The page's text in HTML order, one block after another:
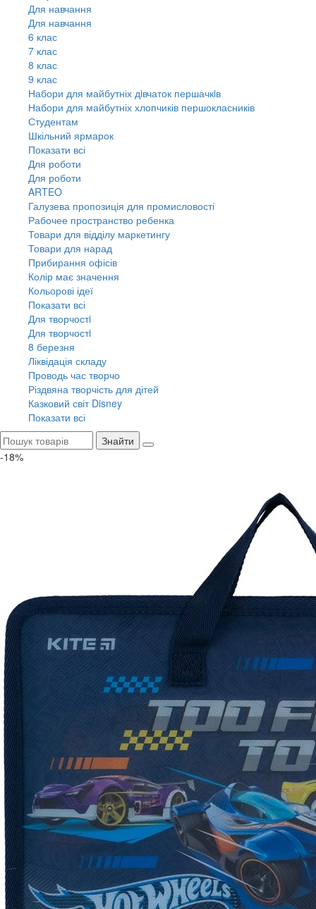
Для навчання
Для навчання
6 клас
7 клас
8 клас
9 клас
Набори для майбутніх дiвчаток першачкiв
Набори для майбутніх хлопчиків першокласників
Студентам
Шкільний ярмарок
Показати всі
Для роботи
Для роботи
ARTEO
Галузева пропозиція для промисловості
Рабочее пространство ребенка
Товари для відділу маркетингу
Товари для нарад
Прибирання офісів
Колір має значення
Кольорові ідеї
Показати всі
Для творчостi
Для творчостi
8 березня
Ліквідація складу
Проводь час творчо
Різдвяна творчість для дітей
Казковий світ Disney
Показати всі
Знайти
-18%